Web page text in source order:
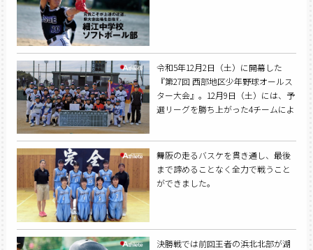
令和5年12月2日（土）に開幕した
『第27回 西部地区少年野球オールス
ター大会』。12月9日（土）には、予
選リーグを勝ち上がった4チームによ
を達成した。
舞阪の走るバスケを貫き通し、最後
まで諦めることなく全力で戦うこと
ができました。
決勝戦では前回王者の浜北北部が湖